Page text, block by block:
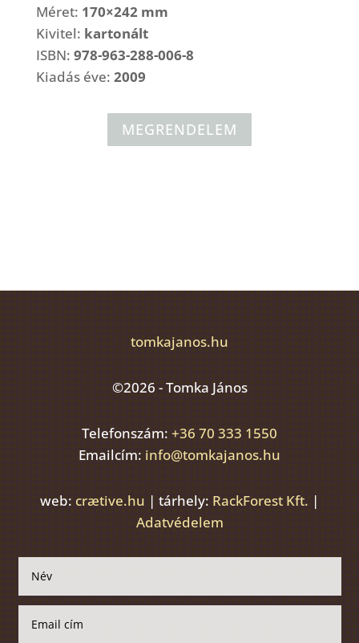
Méret: 170×242 mm
Kivitel: kartonált
ISBN: 978-963-288-006-8
Kiadás éve: 2009
MEGRENDELEM
tomkajanos.hu
©2026 - Tomka János
Telefonszám: +36 70 333 1550
Emailcím: info@tomkajanos.hu
web: crætive.hu | tárhely: RackForest Kft. |
Adatvédelem